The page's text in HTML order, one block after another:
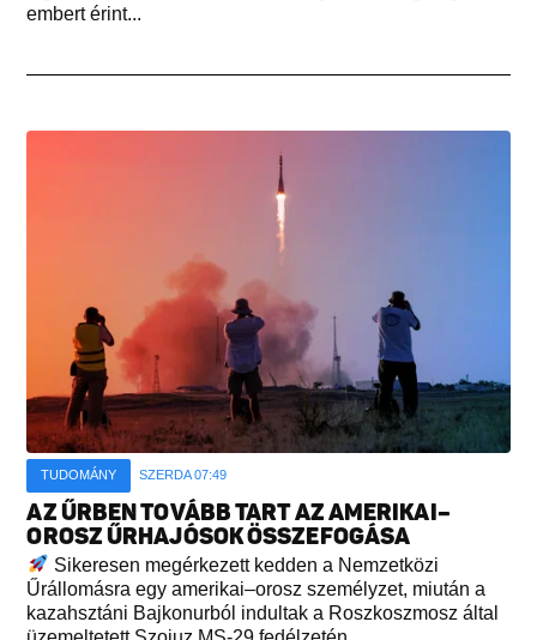
embert érint...
TUDOMÁNY SZERDA 07:49
AZ ŰRBEN TOVÁBB TART AZ AMERIKAI–
OROSZ ŰRHAJÓSOK ÖSSZEFOGÁSA
Sikeresen megérkezett kedden a Nemzetközi
Űrállomásra egy amerikai–orosz személyzet, miután a
kazahsztáni Bajkonurból indultak a Roszkoszmosz által